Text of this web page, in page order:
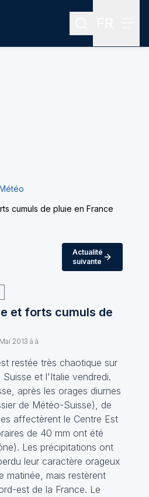
Rechercher
cumuls de pluie en France
Actualité
suivante
et forts cumuls de
2013 à à
restée très chaotique sur
et l'Italie vendredi.
après les orages diurnes
de Météo-Suisse), de
affectèrent le Centre Est
de 40 mm ont été
Les précipitations ont
leur caractère orageux
matinée, mais restèrent
est de la France. Le